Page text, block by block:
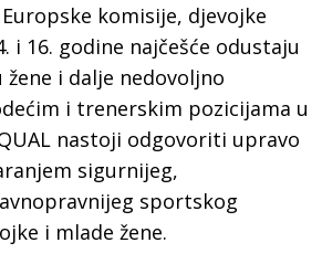
komisije, djevojke
i 16. godine najčešće odustaju
i dalje nedovoljno
i trenerskim pozicijama u
nastoji odgovoriti upravo
sigurnijeg,
sportskog
i mlade žene.